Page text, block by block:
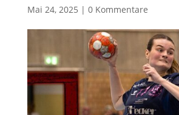
Mai 24, 2025 | 0 Kommentare